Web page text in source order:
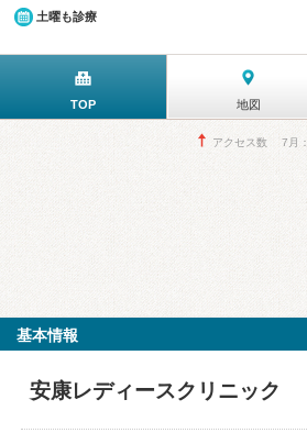
土曜も診療
TOP 地図
アクセス数 7月：
基本情報
安康レディースクリニック